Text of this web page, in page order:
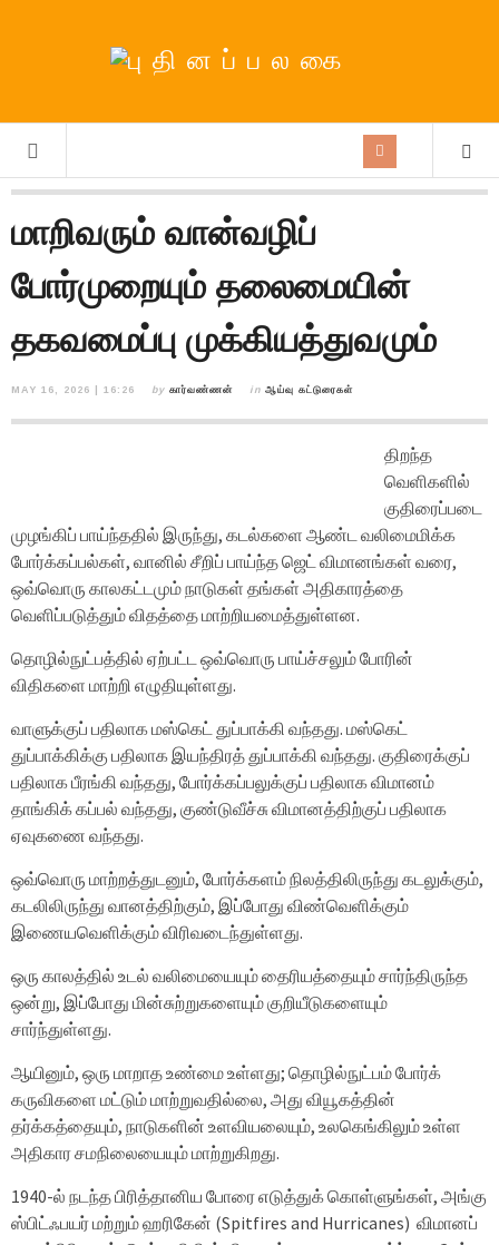
மாறிவரும் வான்வழிப்
போர்முறையும் தலைமையின்
தகவமைப்பு முக்கியத்துவமும்
MAY 16, 2026 | 16:26 by கார்வண்ணன் in ஆய்வு கட்டுரைகள்
திறந்த
வெளிகளில்
குதிரைப்படை
முழங்கிப் பாய்ந்ததில் இருந்து, கடல்களை ஆண்ட வலிமைமிக்க
போர்க்கப்பல்கள், வானில் சீறிப் பாய்ந்த ஜெட் விமானங்கள் வரை,
ஒவ்வொரு காலகட்டமும் நாடுகள் தங்கள் அதிகாரத்தை
வெளிப்படுத்தும் விதத்தை மாற்றியமைத்துள்ளன.
தொழில்நுட்பத்தில் ஏற்பட்ட ஒவ்வொரு பாய்ச்சலும் போரின்
விதிகளை மாற்றி எழுதியுள்ளது.
வாளுக்குப் பதிலாக மஸ்கெட் துப்பாக்கி வந்தது. மஸ்கெட்
துப்பாக்கிக்கு பதிலாக இயந்திரத் துப்பாக்கி வந்தது. குதிரைக்குப்
பதிலாக பீரங்கி வந்தது, போர்க்கப்பலுக்குப் பதிலாக விமானம்
தாங்கிக் கப்பல் வந்தது, குண்டுவீச்சு விமானத்திற்குப் பதிலாக
ஏவுகணை வந்தது.
ஒவ்வொரு மாற்றத்துடனும், போர்க்களம் நிலத்திலிருந்து கடலுக்கும்,
கடலிலிருந்து வானத்திற்கும், இப்போது விண்வெளிக்கும்
இணையவெளிக்கும் விரிவடைந்துள்ளது.
ஒரு காலத்தில் உடல் வலிமையையும் தைரியத்தையும் சார்ந்திருந்த
ஒன்று, இப்போது மின்சுற்றுகளையும் குறியீடுகளையும்
சார்ந்துள்ளது.
ஆயினும், ஒரு மாறாத உண்மை உள்ளது; தொழில்நுட்பம் போர்க்
கருவிகளை மட்டும் மாற்றுவதில்லை, அது வியூகத்தின்
தர்க்கத்தையும், நாடுகளின் உளவியலையும், உலகெங்கிலும் உள்ள
அதிகார சமநிலையையும் மாற்றுகிறது.
1940-ல் நடந்த பிரித்தானிய போரை எடுத்துக் கொள்ளுங்கள், அங்கு
ஸ்பிட்ஃபயர் மற்றும் ஹரிகேன் (Spitfires and Hurricanes) விமானப்